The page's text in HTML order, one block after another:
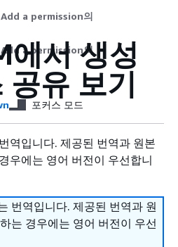
Add a permission의
Add a permission의
에서 생성
공유 보기
포커스 모드
역입니다. 제공된 번역과 원본
우에는 영어 버전이 우선합니
번역입니다. 제공된 번역과 원
는 경우에는 영어 버전이 우선